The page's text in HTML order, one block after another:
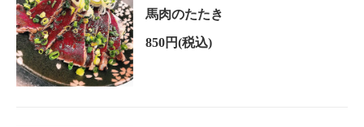
馬肉のたたき
850円(税込)